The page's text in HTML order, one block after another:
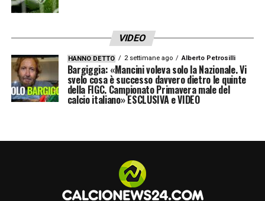
VIDEO
HANNO DETTO 2 settimane ago Alberto Petrosilli
Bargiggia: «Mancini voleva solo la Nazionale. Vi
svelo cosa è successo davvero dietro le quinte
della FIGC. Campionato Primavera male del
calcio italiano» ESCLUSIVA e VIDEO